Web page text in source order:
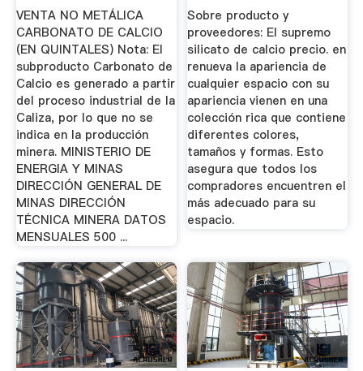
GENERAL DE .
VENTA NO METÁLICA
CARBONATO DE CALCIO
(EN QUINTALES) Nota: El
subproducto Carbonato de
Calcio es generado a partir
del proceso industrial de la
Caliza, por lo que no se
indica en la producción
minera. MINISTERIO DE
ENERGIA Y MINAS
DIRECCIÓN GENERAL DE
MINAS DIRECCIÓN
TÉCNICA MINERA DATOS
MENSUALES 500 ...
Precio De ...
Sobre producto y
proveedores: El supremo
silicato de calcio precio. en
renueva la apariencia de
cualquier espacio con su
apariencia vienen en una
colección rica que contiene
diferentes colores,
tamaños y formas. Esto
asegura que todos los
compradores encuentren el
más adecuado para su
espacio.